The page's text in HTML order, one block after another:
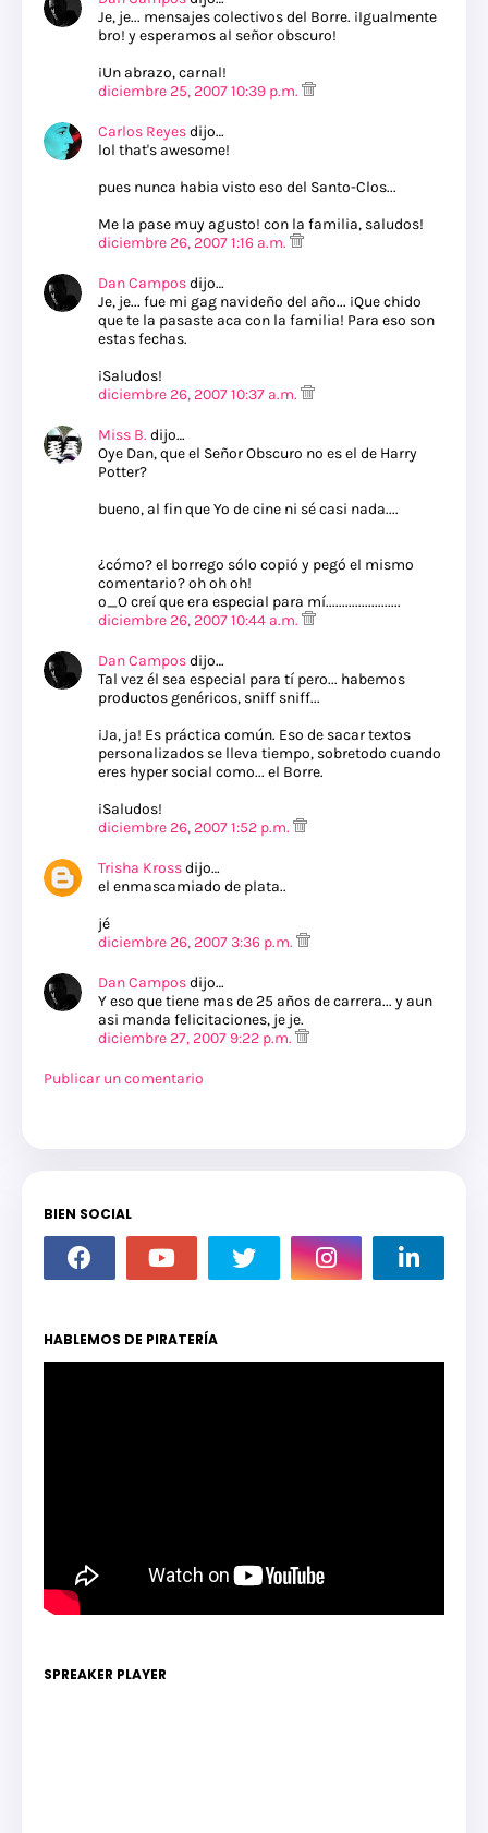
Je, je... mensajes colectivos del Borre. ¡Igualmente
bro! y esperamos al señor obscuro!
¡Un abrazo, carnal!
diciembre 25, 2007 10:39 p.m.
Carlos Reyesdijo…
lol that's awesome!
pues nunca habia visto eso del Santo-Clos...
Me la pase muy agusto! con la familia, saludos!
diciembre 26, 2007 1:16 a.m.
Dan Camposdijo…
Je, je... fue mi gag navideño del año... ¡Que chido
que te la pasaste aca con la familia! Para eso son
estas fechas.
¡Saludos!
diciembre 26, 2007 10:37 a.m.
Miss B. dijo…
Oye Dan, que el Señor Obscuro no es el de Harry
Potter?
bueno, al fin que Yo de cine ni sé casi nada....
¿cómo? el borrego sólo copió y pegó el mismo
comentario? oh oh oh!
o_O creí que era especial para mí.......................
diciembre 26, 2007 10:44 a.m.
Dan Camposdijo…
Tal vez él sea especial para tí pero... habemos
productos genéricos, sniff sniff...
¡Ja, ja! Es práctica común. Eso de sacar textos
personalizados se lleva tiempo, sobretodo cuando
eres hyper social como... el Borre.
¡Saludos!
diciembre 26, 2007 1:52 p.m.
Trisha Krossdijo…
el enmascamiado de plata..
jé
diciembre 26, 2007 3:36 p.m.
Dan Camposdijo…
Y eso que tiene mas de 25 años de carrera... y aun
asi manda felicitaciones, je je.
diciembre 27, 2007 9:22 p.m.
Publicar un comentario
BIEN SOCIAL
HABLEMOS DE PIRATERÍA
SPREAKER PLAYER